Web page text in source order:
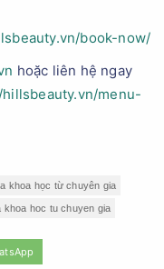
book-now/
hoặc liên hệ ngay
menu-
khoa học từ chuyên gia
khoa hoc tu chuyen gia